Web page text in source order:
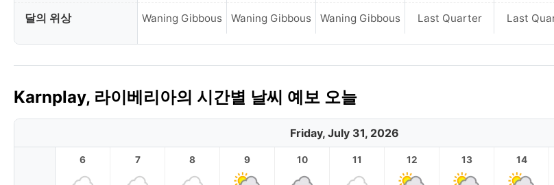
달의 위상 Waning Gibbous Waning Gibbous Waning Gibbous Last Quarter Last
Karnplay, 라이베리아의 시간별 날씨 예보 오늘
Friday, July 31, 2026
6 7 8 9 10 11 12 13 14